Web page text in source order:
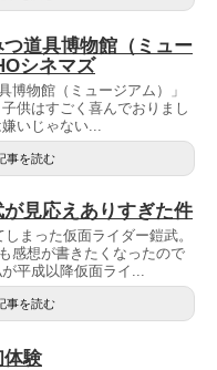
つ道具博物館（ミュー
シネマズ
博物館（ミュージアム）」
供はすごく喜んでおりまし
いじゃない...
事を読む
見応えありすぎた件
まった仮面ライダー鎧武。
感想が書きたくなったので
平成以降仮面ライ...
事を読む
体験